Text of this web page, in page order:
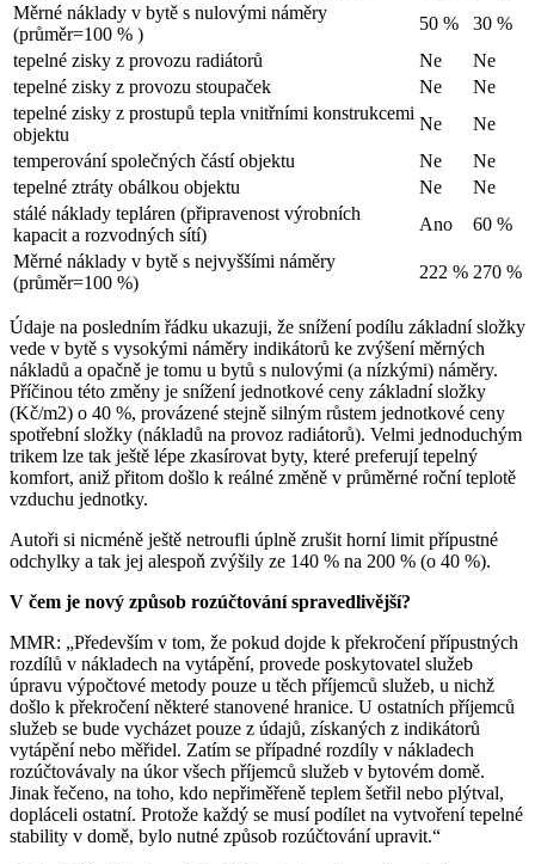
Měrné náklady v bytě s nulovými náměry
(průměr=100 % )
50 %
30 %
tepelné zisky z provozu radiátorů
Ne
Ne
tepelné zisky z provozu stoupaček
Ne
Ne
tepelné zisky z prostupů tepla vnitřními konstrukcemi
objektu
Ne
Ne
temperování společných částí objektu
Ne
Ne
tepelné ztráty obálkou objektu
Ne
Ne
stálé náklady tepláren (připravenost výrobních
kapacit a rozvodných sítí)
Ano
60 %
Měrné náklady v bytě s nejvyššími náměry
(průměr=100 %)
222 % 270 %
Údaje na posledním řádku ukazuji, že snížení podílu základní složky
vede v bytě s vysokými náměry indikátorů ke zvýšení měrných
nákladů a opačně je tomu u bytů s nulovými (a nízkými) náměry.
Příčinou této změny je snížení jednotkové ceny základní složky
(Kč/m2) o 40 %, provázené stejně silným růstem jednotkové ceny
spotřební složky (nákladů na provoz radiátorů). Velmi jednoduchým
trikem lze tak ještě lépe zkasírovat byty, které preferují tepelný
komfort, aniž přitom došlo k reálné změně v průměrné roční teplotě
vzduchu jednotky.
Autoři si nicméně ještě netroufli úplně zrušit horní limit přípustné
odchylky a tak jej alespoň zvýšily ze 140 % na 200 % (o 40 %).
V čem je nový způsob rozúčtování spravedlivější?
MMR: „Především v tom, že pokud dojde k překročení přípustných
rozdílů v nákladech na vytápění, provede poskytovatel služeb
úpravu výpočtové metody pouze u těch příjemců služeb, u nichž
došlo k překročení některé stanovené hranice. U ostatních příjemců
služeb se bude vycházet pouze z údajů, získaných z indikátorů
vytápění nebo měřidel. Zatím se případné rozdíly v nákladech
rozúčtovávaly na úkor všech příjemců služeb v bytovém domě.
Jinak řečeno, na toho, kdo nepřiměřeně teplem šetřil nebo plýtval,
dopláceli ostatní. Protože každý se musí podílet na vytvoření tepelné
stability v domě, bylo nutné způsob rozúčtování upravit.“